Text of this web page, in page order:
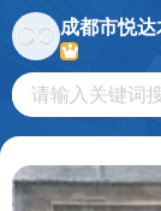
成都市悦